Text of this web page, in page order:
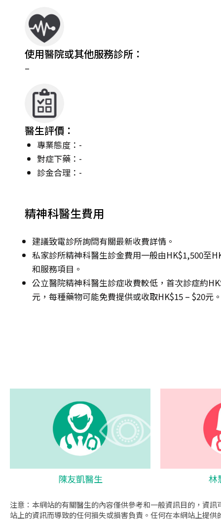
使用醫院或其他服務診所：
–
醫生評價：
專業態度：-
對症下藥：-
診金合理：-
精神科醫生費用
建議致電診所詢問有關最新收費詳情。
私家診所精神科醫生診金費用一般由HK$1,500至
和服務項目。
公立醫院精神科醫生診症收費較低，首次診症約
元，每種藥物可能免費提供或收取HK$15 – $20元
陳友凱醫生 林
注意：本網站的有關醫生的內容僅供參考和一般資訊目的，資
站上的資訊而導致的任何損失或損害負責。任何在本網站上提